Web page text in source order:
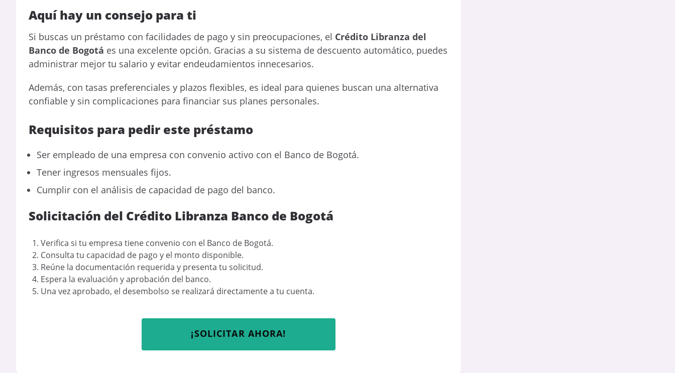
Aquí hay un consejo para ti
Si buscas un préstamo con facilidades de pago y sin preocupaciones, el Crédito Libranza del
Banco de Bogotá es una excelente opción. Gracias a su sistema de descuento automático, puedes
administrar mejor tu salario y evitar endeudamientos innecesarios.
Además, con tasas preferenciales y plazos flexibles, es ideal para quienes buscan una alternativa
confiable y sin complicaciones para financiar sus planes personales.
Requisitos para pedir este préstamo
Ser empleado de una empresa con convenio activo con el Banco de Bogotá.
Tener ingresos mensuales fijos.
Cumplir con el análisis de capacidad de pago del banco.
Solicitación del Crédito Libranza Banco de Bogotá
Verifica si tu empresa tiene convenio con el Banco de Bogotá.
Consulta tu capacidad de pago y el monto disponible.
Reúne la documentación requerida y presenta tu solicitud.
Espera la evaluación y aprobación del banco.
Una vez aprobado, el desembolso se realizará directamente a tu cuenta.
¡SOLICITAR AHORA!